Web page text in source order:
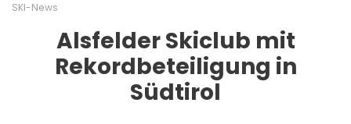
SKI-News
Alsfelder Skiclub mit
Rekordbeteiligung in
Südtirol